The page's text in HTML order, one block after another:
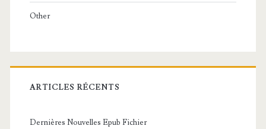
Other
ARTICLES RÉCENTS
Dernières Nouvelles Epub Fichier